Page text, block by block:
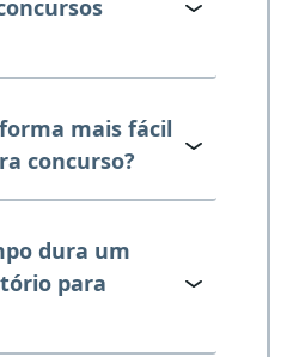
mais fácil
concurso?
dura um
para